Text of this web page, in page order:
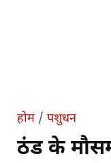
होम / पशुधन
ठंड के